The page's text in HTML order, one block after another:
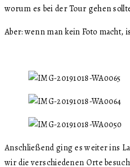
worum es bei der Tour gehen
Aber: wenn man kein Foto macht,
Anschließend ging es weiter ins
wir die verschiedenen Orte